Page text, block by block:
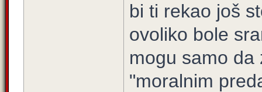
bi ti rekao još
ovoliko bole
mogu samo da
"moralnim